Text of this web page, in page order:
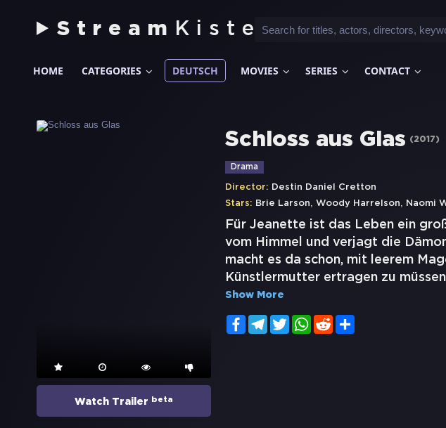
Stream Kiste
HOME CATEGORIES DEUTSCH MOVIES SERIES CONTACT
Watch Trailer beta
Schloss aus Glas (2017)
Drama
Director: Destin Daniel Cretton
Stars: Brie Larson, Woody Harrelson, Naomi
Für Jeanette ist das Leben ein
vom Himmel und verjagt die
macht es da schon, mit leerem
Künstlermutter ertragen zu
Show More
FacebookTelegramTwitterWhatsApp
Reddit